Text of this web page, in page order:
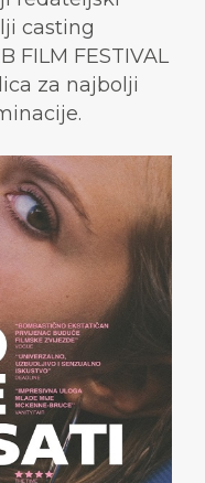
casting
FILM FESTIVAL
za najbolji